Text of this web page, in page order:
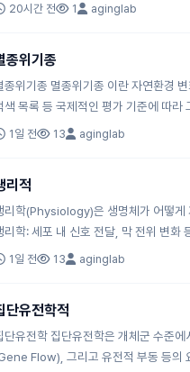
20시간 전 1 aginglab
종위기종
종위기종 멸종위기종 이란 자연환경
색 목록 등 국제적인 평가 기준에 따
1일 전 13 aginglab
리적
리학(Physiology)은 생명체가 어떻게
리학: 세포 내 신호 전달, 막 전위 변화
1일 전 13 aginglab
단유전학적
단유전학 집단유전학은 개체군 수준
Flow), 그리고 유전적 부동 등의